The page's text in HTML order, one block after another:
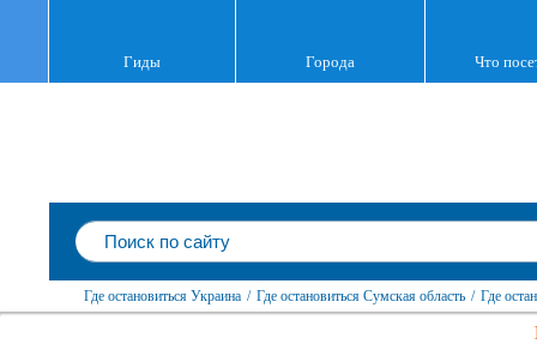
Гиды Города Что
Где остановиться Украина / Где остановиться Сумская область / Где